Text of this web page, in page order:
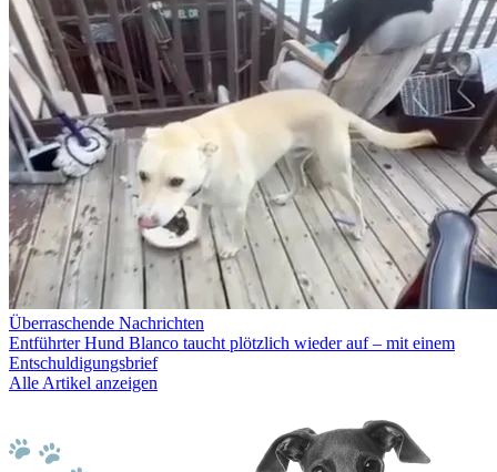
Überraschende Nachrichten
Entführter Hund Blanco taucht plötzlich wieder auf – mit einem
Entschuldigungsbrief
Alle Artikel anzeigen